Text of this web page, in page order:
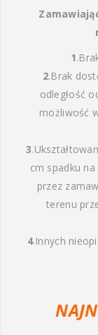
1
2.Brak
odległość
możliwość
3
cm spadku
przez
terenu
4.Innych